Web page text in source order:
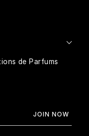
de Parfums